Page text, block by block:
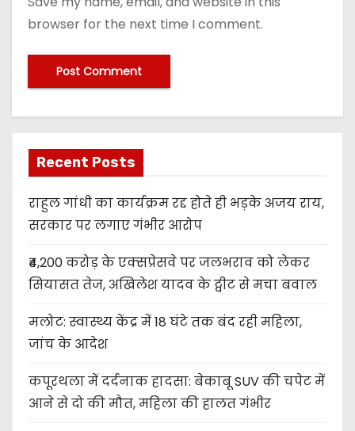
browser for the next time I comment.
Recent Posts
राहुल गांधी का कार्यक्रम रद्द होते ही भड़के अजय राय,
सरकार पर लगाए गंभीर आरोप
₹4,200 करोड़ के एक्सप्रेसवे पर जलभराव को लेकर
सियासत तेज, अखिलेश यादव के ट्वीट से मचा बवाल
मलोट: स्वास्थ्य केंद्र में 18 घंटे तक बंद रही महिला,
जांच के आदेश
कपूरथला में दर्दनाक हादसा: बेकाबू SUV की चपेट में
आने से दो की मौत, महिला की हालत गंभीर